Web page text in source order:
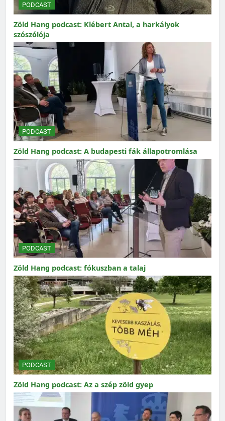
PODCAST
Zöld Hang podcast: Klébert Antal, a harkályok
szószólója
PODCAST
Zöld Hang podcast: A budapesti fák állapotromlása
PODCAST
Zöld Hang podcast: fókuszban a talaj
PODCAST
Zöld Hang podcast: Az a szép zöld gyep